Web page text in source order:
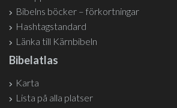
Bibelns böcker – förkortningar
Hashtagstandard
Länka till Kärnbibeln
Bibelatlas
Karta
Lista på alla platser